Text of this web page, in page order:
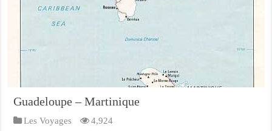
Guadeloupe – Martinique
Les Voyages 4,924